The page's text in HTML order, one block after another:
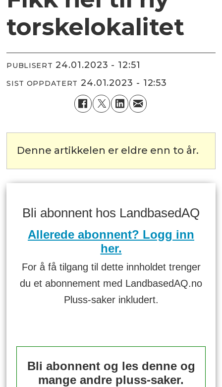
torskelokalitet
PUBLISERT 24.01.2023 - 12:51
SIST OPPDATERT 24.01.2023 - 12:53
Denne artikkelen er eldre enn to år.
Bli abonnent hos LandbasedAQ
Allerede abonnent? Logg inn
her.
For å få tilgang til dette innholdet trenger
du et abonnement med LandbasedAQ.no
Pluss-saker inkludert.
Bli abonnent og les denne og
mange andre pluss-saker.